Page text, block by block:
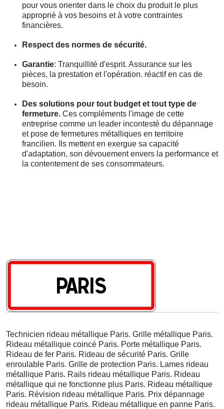
pour vous orienter dans le choix du produit le plus
approprié à vos besoins et à votre contraintes
financières.
Respect des normes de sécurité.
Garantie: Tranquillité d'esprit. Assurance sur les
pièces, la prestation et l'opération. réactif en cas de
besoin.
Des solutions pour tout budget et tout type de
fermeture. Ces compléments l'image de cette
entreprise comme un leader incontesté du dépannage
et pose de fermetures métalliques en territoire
francilien. Ils mettent en exergue sa capacité
d'adaptation, son dévouement envers la performance et
la contentement de ses consommateurs.
Technicien rideau métallique Paris. Grille métallique Paris.
Rideau métallique coincé Paris. Porte métallique Paris.
Rideau de fer Paris. Rideau de sécurité Paris. Grille
enroulable Paris. Grille de protection Paris. Lames rideau
métallique Paris. Rails rideau métallique Paris. Rideau
métallique qui ne fonctionne plus Paris. Rideau métallique
Paris. Révision rideau métallique Paris. Prix dépannage
rideau métallique Paris. Rideau métallique en panne Paris.